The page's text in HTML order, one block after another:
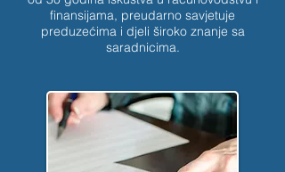
finansijama, preudarno savjetuje
preduzećima i djeli široko znanje sa
saradnicima.